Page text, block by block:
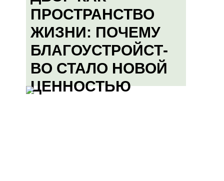
ПРОСТРАНСТВО
ЖИЗНИ: ПОЧЕМУ
БЛАГОУСТРОЙСТ-
ВО СТАЛО НОВОЙ
ЦЕННОСТЬЮ